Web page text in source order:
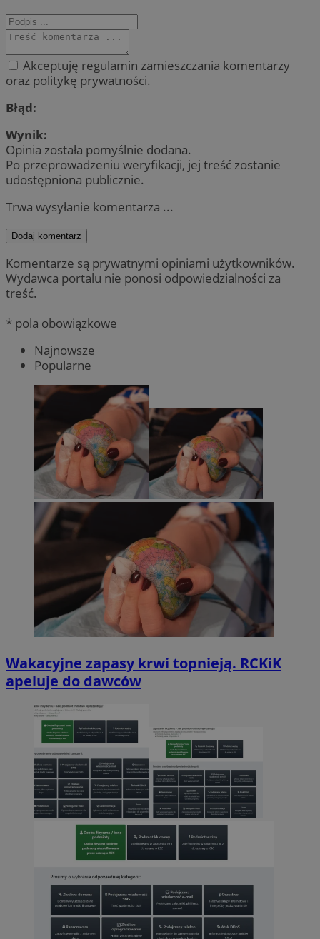
Akceptuję regulamin zamieszczania komentarzy
oraz politykę prywatności.
Błąd:
Wynik:
Opinia została pomyślnie dodana.
Po przeprowadzeniu weryfikacji, jej treść zostanie
udostępniona publicznie.
Trwa wysyłanie komentarza ...
Dodaj komentarz
Komentarze są prywatnymi opiniami użytkowników.
Wydawca portalu nie ponosi odpowiedzialności za
treść.
* pola obowiązkowe
Najnowsze
Popularne
Wakacyjne zapasy krwi topnieją. RCKiK
apeluje do dawców